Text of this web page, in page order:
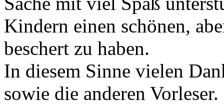
Kindern einen schönen,
beschert zu haben.
In diesem Sinne vielen
sowie die anderen Vorleser.